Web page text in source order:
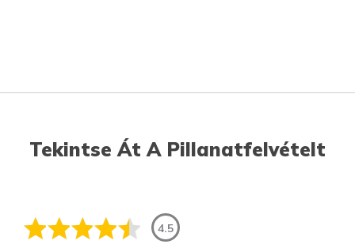
Tekintse Át A Pillanatfelvételt
4.5